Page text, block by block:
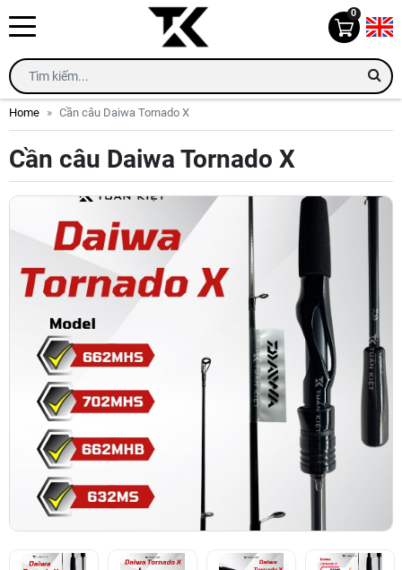
0
Home Cần câu Daiwa Tornado X
Cần câu Daiwa Tornado X